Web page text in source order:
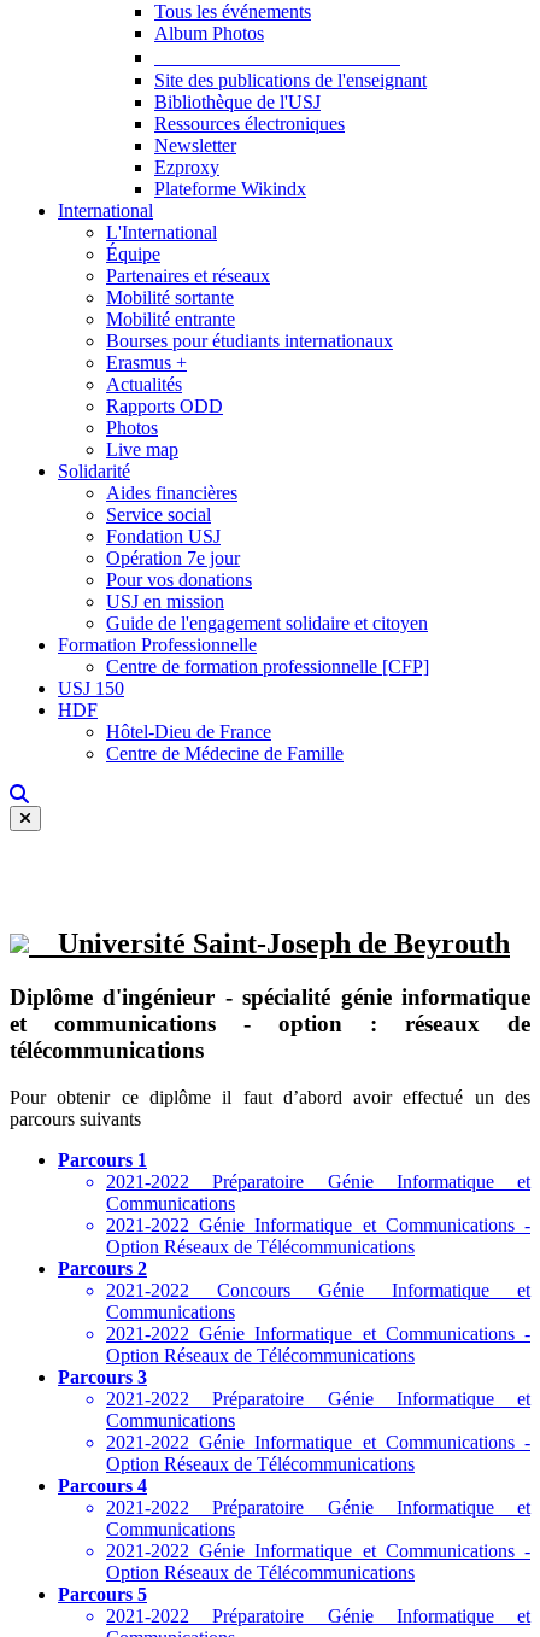
Tous les événements
Album Photos
Site des publications de l'enseignant
Bibliothèque de l'USJ
Ressources électroniques
Newsletter
Ezproxy
Plateforme Wikindx
International
L'International
Équipe
Partenaires et réseaux
Mobilité sortante
Mobilité entrante
Bourses pour étudiants internationaux
Erasmus +
Actualités
Rapports ODD
Photos
Live map
Solidarité
Aides financières
Service social
Fondation USJ
Opération 7e jour
Pour vos donations
USJ en mission
Guide de l'engagement solidaire et citoyen
Formation Professionnelle
Centre de formation professionnelle [CFP]
USJ 150
HDF
Hôtel-Dieu de France
Centre de Médecine de Famille
Université Saint-Joseph de Beyrouth
Diplôme d'ingénieur - spécialité génie informatique
et communications - option : réseaux de
télécommunications
Pour obtenir ce diplôme il faut d’abord avoir effectué un des
parcours suivants
Parcours 1
2021-2022 Préparatoire Génie Informatique et
Communications
2021-2022 Génie Informatique et Communications -
Option Réseaux de Télécommunications
Parcours 2
2021-2022 Concours Génie Informatique et
Communications
2021-2022 Génie Informatique et Communications -
Option Réseaux de Télécommunications
Parcours 3
2021-2022 Préparatoire Génie Informatique et
Communications
2021-2022 Génie Informatique et Communications -
Option Réseaux de Télécommunications
Parcours 4
2021-2022 Préparatoire Génie Informatique et
Communications
2021-2022 Génie Informatique et Communications -
Option Réseaux de Télécommunications
Parcours 5
2021-2022 Préparatoire Génie Informatique et